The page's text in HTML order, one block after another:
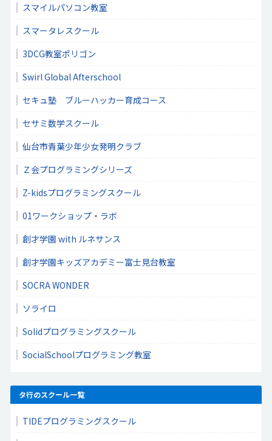
スマイルパソコン教室
スマータレスクール
3DCG教室ポリゴン
Swirl Global Afterschool
セキュ塾 ブルーハッカー育成コース
セサミ数学スクール
仙台市青葉少年少女発明クラブ
Ｚ会プログラミングシリーズ
Z-kidsプログラミングスクール
01ワークショップ・ラボ
創才学園 with ルネサンス
創才学園キッズアカデミー富士見台教室
SOCRA WONDER
ソライロ
Solidプログラミングスクール
SocialSchoolプログラミング教室
タ行のスクール一覧
TIDEプログラミングスクール